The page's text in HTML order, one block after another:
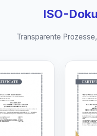
ISO-
Transparente